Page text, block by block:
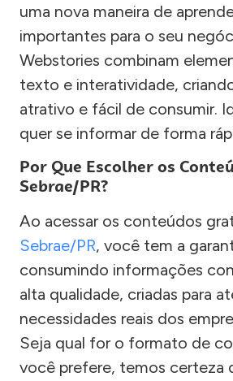
uma nova maneira de
importantes para o seu
Webstories combinam
texto e interatividade,
atrativo e fácil de consumir.
quer se informar de forma
Por Que Escolher os
Sebrae/PR?
Ao acessar os conteúdos
Sebrae/PR, você tem a
consumindo informações
alta qualidade, criadas para
necessidades reais dos
Seja qual for o formato de
você prefere, temos certeza